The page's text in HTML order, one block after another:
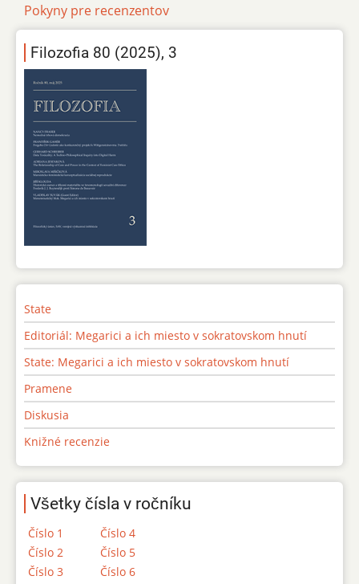
Pokyny pre recenzentov
Filozofia 80 (2025), 3
State
Editoriál: Megarici a ich miesto v sokratovskom hnutí
State: Megarici a ich miesto v sokratovskom hnutí
Pramene
Diskusia
Knižné recenzie
Všetky čísla v ročníku
Číslo 1
Číslo 2
Číslo 3
Číslo 4
Číslo 5
Číslo 6